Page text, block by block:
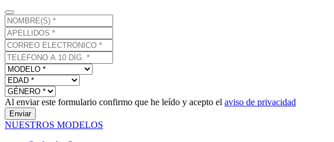
Al enviar este formulario confirmo que he leído y acepto el aviso de privacidad
Enviar
NUESTROS MODELOS